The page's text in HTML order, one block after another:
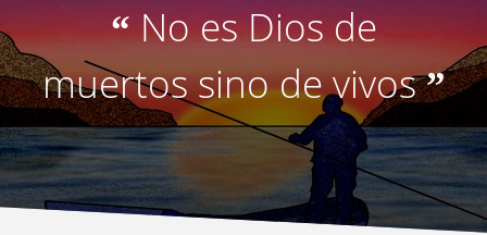
“ No es Dios de
muertos sino de vivos”